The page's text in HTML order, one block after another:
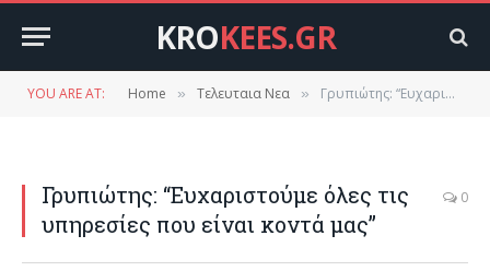
KROKEES.GR
YOU ARE AT: Home » Τελευταια Νεα » Γρυπιώτης: “Ευχαριστούμε όλες τις υπηρεσίες που είναι κοντά μας”
Γρυπιώτης: “Ευχαριστούμε όλες τις
υπηρεσίες που είναι κοντά μας”
0